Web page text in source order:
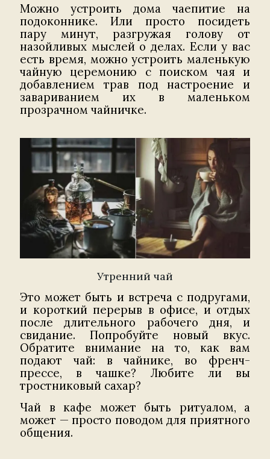
Можно устроить дома чаепитие на
подоконнике. Или просто посидеть
пару минут, разгружая голову от
назойливых мыслей о делах. Если у вас
есть время, можно устроить маленькую
чайную церемонию с поиском чая и
добавлением трав под настроение и
завариванием их в маленьком
прозрачном чайничке.
Утренний чай
Это может быть и встреча с подругами,
и короткий перерыв в офисе, и отдых
после длительного рабочего дня, и
свидание. Попробуйте новый вкус.
Обратите внимание на то, как вам
подают чай: в чайнике, во френч-
прессе, в чашке? Любите ли вы
тростниковый сахар?
Чай в кафе может быть ритуалом, а
может — просто поводом для приятного
общения.